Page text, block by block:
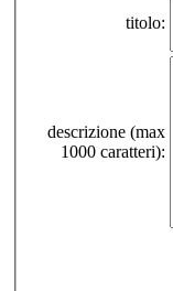
titolo:
descrizione (max
1000 caratteri):